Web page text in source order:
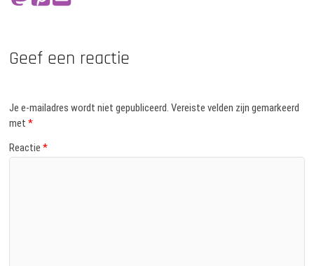
Geef een reactie
Je e-mailadres wordt niet gepubliceerd. Vereiste velden zijn gemarkeerd
met*
Reactie*